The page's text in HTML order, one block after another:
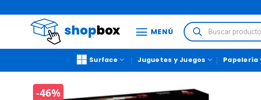
MENÚ
Surface Juguetes y Juegos Papelería
-46%